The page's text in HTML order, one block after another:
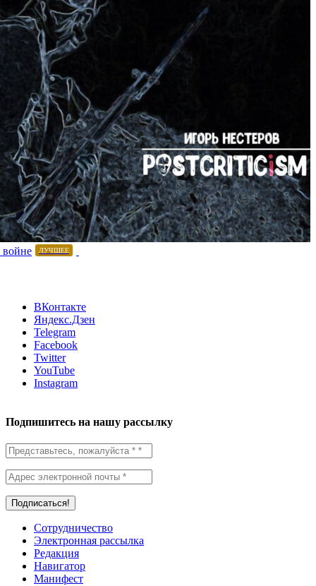
ЛУЧШЕЕ
ВКонтакте
Яндекс.Дзен
Telegram
Facebook
Twitter
YouTube
Instagram
Подпишитесь на нашу рассылку
Сотрудничество
Электронная рассылка
Редакция
Навигатор
Манифест